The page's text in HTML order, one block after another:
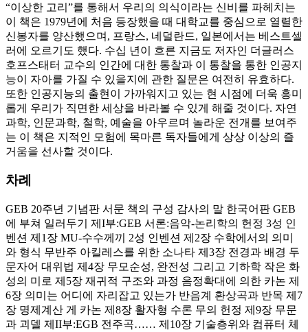
“이상한 고리”를 통해서 우리의 의식이라는 신비를 파헤치는
이 책은 1979년에 처음 등장했을 때 대학교를 중심으로 열렬한
신봉자를 양산했으며, 프랑스, 네덜란드, 일본에서는 베스트셀
러에 오르기도 했다. 수십 년이 흐른 지금도 저자인 더글러스
호프스태터 교수의 인간에 대한 통찰과 이 통찰을 통한 인공지
능이 자아를 가질 수 있을지에 관한 질문은 여전히 유효하다.
또한 인공지능의 출현이 가까워지고 있는 현 시점에 더욱 흥미
롭게 우리가 직면한 세상을 바라볼 수 있게 해줄 것이다. 자연
과학, 인문과학, 철학, 예술을 아우르며 놀라운 전개를 보여주
는 이 책은 지적인 모험에 목마른 독자들에게 상상 이상의 즐
거움을 선사할 것이다.
차례
GEB 20주년 기념판 서문 책의 구성 감사의 말 한국어판 GEB
에 부쳐 일러두기 제I부:GEB 서론:음악-논리학의 헌정 3성 인
벤션 제1장 MU-수수께끼 2성 인벤션 제2장 수학에서의 의미
와 형식 무반주 아킬레스를 위한 소나타 제3장 전경과 배경 두
문자어 대위법 제4장 무모순성, 완전성 그리고 기하학 작은 화
성의 미로 제5장 재귀적 구조와 과정 음정확대에 의한 카논 제
6장 의미는 어디에 자리잡고 있는가 반음계 환상곡과 반목 제7
장 명제계산 게 카논 제8장 활자형 수론 무의 헌정 제9장 무문
과 괴델 제II부:EGB 전주곡…… 제10장 기술층위와 컴퓨터 체